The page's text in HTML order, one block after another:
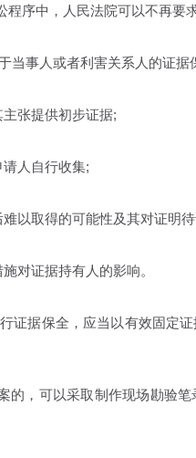
序中，人民法院可以不再要
事人或者利害关系人的证据
张提供初步证据;
人自行收集;
取得的可能性及其对证明待
证据持有人的影响。
据保全，应当以有效固定证
，可以采取制作现场勘验笔